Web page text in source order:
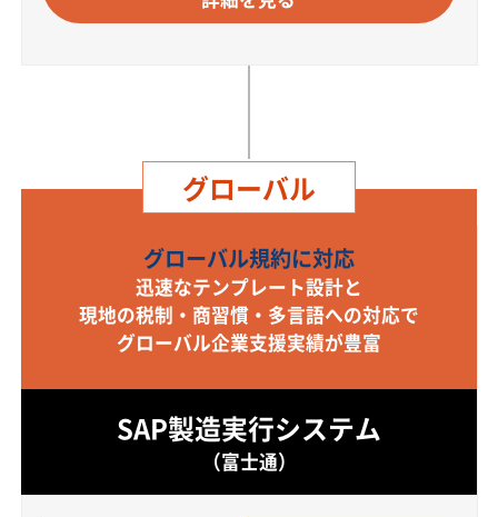
グローバル
グローバル規約に対応
迅速なテンプレート設計と
現地の税制・商習慣・多言語への対応で
グローバル企業支援実績が豊富
SAP製造実行システム
（富士通）